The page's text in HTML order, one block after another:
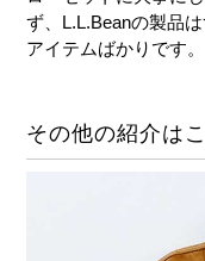
ず、L.L.Beanの製品
アイテムばかりです。
その他の紹介は